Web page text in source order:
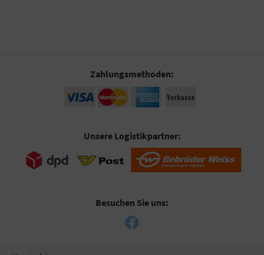
Zahlungsmethoden:
Unsere Logistikpartner:
Besuchen Sie uns: